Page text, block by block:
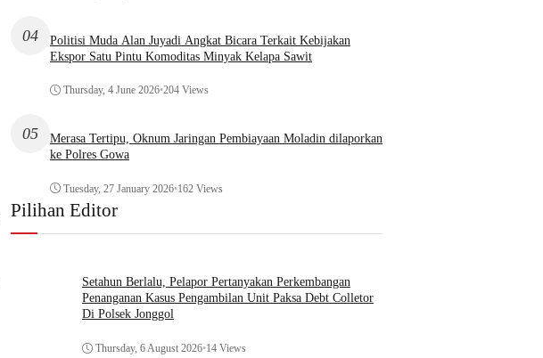
04
Politisi Muda Alan Juyadi Angkat Bicara Terkait Kebijakan
Ekspor Satu Pintu Komoditas Minyak Kelapa Sawit
Thursday, 4 June 2026•204 Views
05
Merasa Tertipu, Oknum Jaringan Pembiayaan Moladin dilaporkan
ke Polres Gowa
Tuesday, 27 January 2026•162 Views
Pilihan Editor
Setahun Berlalu, Pelapor Pertanyakan Perkembangan
Penanganan Kasus Pengambilan Unit Paksa Debt Colletor
Di Polsek Jonggol
Thursday, 6 August 2026•14 Views